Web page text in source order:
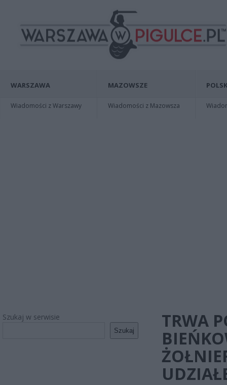
WARSZAWA
Wiadomości z Warszawy
MAZOWSZE
Wiadomości z Mazowsza
Szukaj w serwisie
Szukaj
TRWA